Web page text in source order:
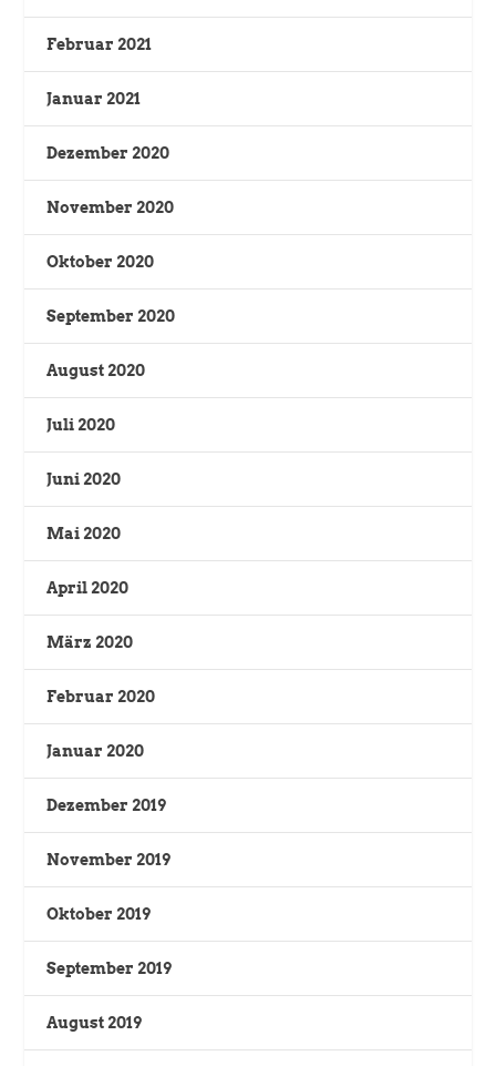
Februar 2021
Januar 2021
Dezember 2020
November 2020
Oktober 2020
September 2020
August 2020
Juli 2020
Juni 2020
Mai 2020
April 2020
März 2020
Februar 2020
Januar 2020
Dezember 2019
November 2019
Oktober 2019
September 2019
August 2019